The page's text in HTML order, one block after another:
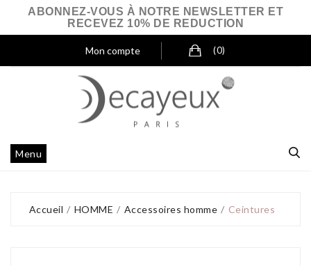
ABONNEZ-VOUS À NOTRE NEWSLETTER ET
RECEVEZ 10% DE REDUCTION
Mon compte (0)
Menu
Accueil HOMME Accessoires homme Ceintures